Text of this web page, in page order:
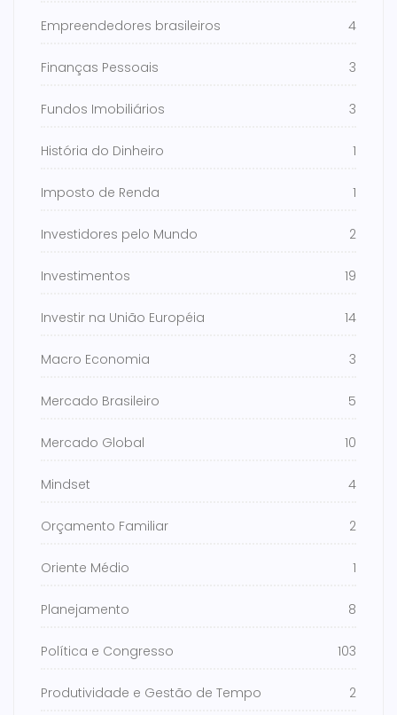
Empreendedores brasileiros 4
Finanças Pessoais 3
Fundos Imobiliários 3
História do Dinheiro 1
Imposto de Renda 1
Investidores pelo Mundo 2
Investimentos 19
Investir na União Européia 14
Macro Economia 3
Mercado Brasileiro 5
Mercado Global 10
Mindset 4
Orçamento Familiar 2
Oriente Médio 1
Planejamento 8
Política e Congresso 103
Produtividade e Gestão de Tempo 2